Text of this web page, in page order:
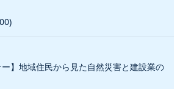
ー】地域住民から見た自然災害と建設業の